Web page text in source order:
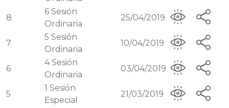
8
6Sesión
Ordinaria
25/04/2019
7
5 Sesión
Ordinaria
10/04/2019
6
4Sesión
Ordinaria
03/04/2019
5
1 Sesión
Especial
21/03/2019